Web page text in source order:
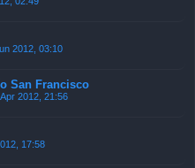
2012, 03:10
San Francisco
2012, 21:56
17:58